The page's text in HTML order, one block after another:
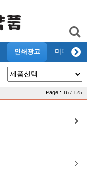
인쇄광고 미디어리뷰
Page : 16 / 125